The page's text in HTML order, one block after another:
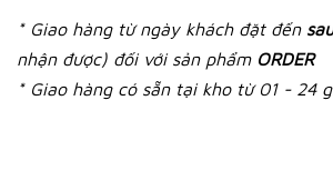
* Giao hàng từ ngày khách đặt đến
nhận được) đối với sản phẩm ORDER
* Giao hàng có sẵn tại kho từ 01 - 24